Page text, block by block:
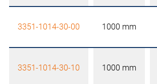
3351-1014-30-00 1000 mm
3351-1014-30-10 1000 mm